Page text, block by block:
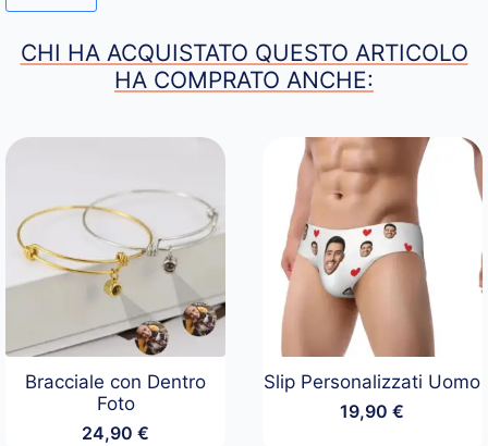
CHI HA ACQUISTATO QUESTO ARTICOLO
HA COMPRATO ANCHE:
Bracciale con Dentro
Foto
24,90€
Slip Personalizzati Uomo
19,90€